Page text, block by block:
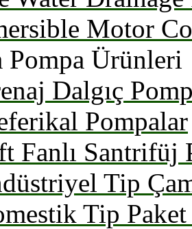
Motor
Pompa Ürünleri
Dalgıç
Pompalar
Fanlı Santrifüj
Tip
Tip